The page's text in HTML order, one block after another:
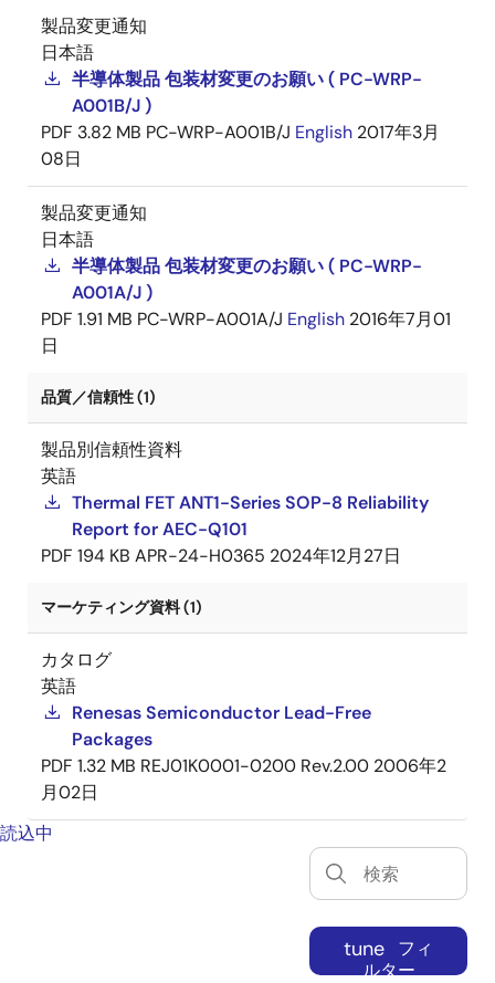
製品変更通知
日本語
半導体製品 包装材変更のお願い ( PC-WRP-
A001B/J )
PDF 3.82 MB PC-WRP-A001B/J English 2017年3月
08日
製品変更通知
日本語
半導体製品 包装材変更のお願い ( PC-WRP-
A001A/J )
PDF 1.91 MB PC-WRP-A001A/J English 2016年7月01
日
品質／信頼性 (1)
製品別信頼性資料
英語
Thermal FET ANT1-Series SOP-8 Reliability
Report for AEC-Q101
PDF 194 KB APR-24-H0365 2024年12月27日
マーケティング資料 (1)
カタログ
英語
Renesas Semiconductor Lead-Free
Packages
PDF 1.32 MB REJ01K0001-0200 Rev.2.00 2006年2
月02日
読込中
tune
フィ
ルター